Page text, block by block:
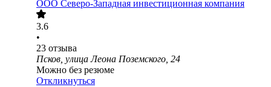
ООО Северо-Западная инвестиционная компания
3.6
•
23 отзыва
Псков, улица Леона Поземского, 24
Можно без резюме
Откликнуться